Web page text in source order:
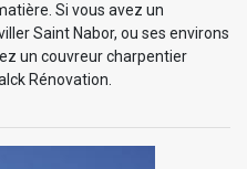
Si vous avez un
Saint Nabor, ou ses environs
un couvreur charpentier
Rénovation.